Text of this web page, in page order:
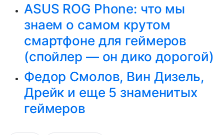
ASUS ROG Phone: что мы
знаем о самом крутом
смартфоне для геймеров
(спойлер — он дико дорогой)
Федор Смолов, Вин Дизель,
Дрейк и еще 5 знаменитых
геймеров